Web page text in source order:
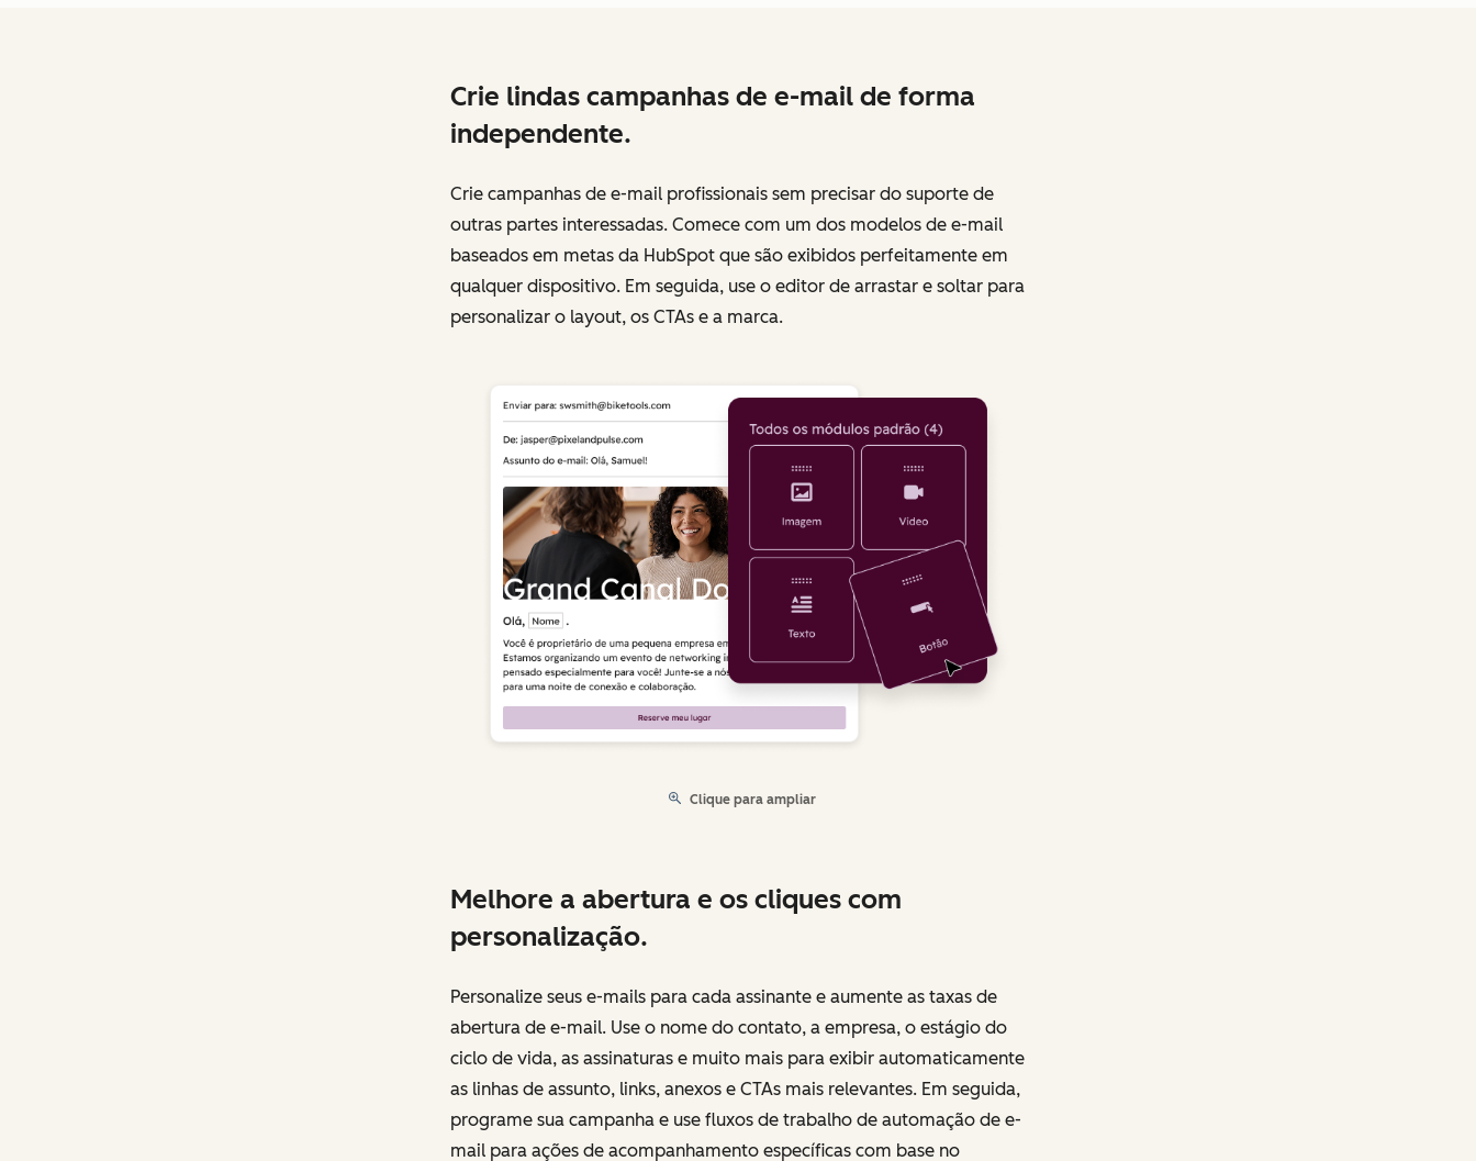
Crie lindas campanhas de e-mail de forma
independente.
Crie campanhas de e-mail profissionais sem precisar do suporte de
outras partes interessadas. Comece com um dos modelos de e-mail
baseados em metas da HubSpot que são exibidos perfeitamente em
qualquer dispositivo. Em seguida, use o editor de arrastar e soltar para
personalizar o layout, os CTAs e a marca.
Clique para ampliar
Melhore a abertura e os cliques com
personalização.
Personalize seus e-mails para cada assinante e aumente as taxas de
abertura de e-mail. Use o nome do contato, a empresa, o estágio do
ciclo de vida, as assinaturas e muito mais para exibir automaticamente
as linhas de assunto, links, anexos e CTAs mais relevantes. Em seguida,
programe sua campanha e use fluxos de trabalho de automação de e-
mail para ações de acompanhamento específicas com base no